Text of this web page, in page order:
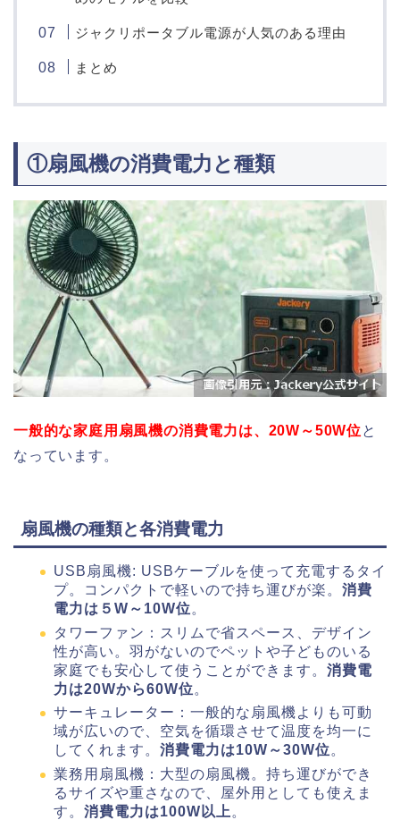
ジャクリポータブル電源が人気のある理由
まとめ
①扇風機の消費電力と種類
一般的な家庭用扇風機の消費電力は、 20W～50W位と
なっています。
扇風機の種類と各消費電力
USB扇風機: USBケーブルを使って充電するタイ
プ。コンパクトで軽いので持ち運びが楽。 消費
電力は５W～10W位。
タワーファン：スリムで省スペース、デザイン
性が高い。羽がないのでペットや子どものいる
家庭でも安心して使うことができます。 消費電
力は20Wから60W位。
サーキュレーター：一般的な扇風機よりも可動
域が広いので、空気を循環させて温度を均一に
してくれます。 消費電力は10W～30W位。
業務用扇風機：大型の扇風機。持ち運びができ
るサイズや重さなので、屋外用としても使えま
す。 消費電力は100W以上 。